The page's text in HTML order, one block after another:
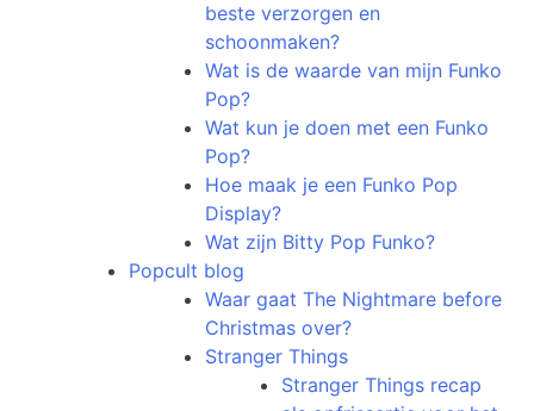
beste verzorgen en
schoonmaken?
Wat is de waarde van mijn Funko
Pop?
Wat kun je doen met een Funko
Pop?
Hoe maak je een Funko Pop
Display?
Wat zijn Bitty Pop Funko?
Popcult blog
Waar gaat The Nightmare before
Christmas over?
Stranger Things
Stranger Things recap